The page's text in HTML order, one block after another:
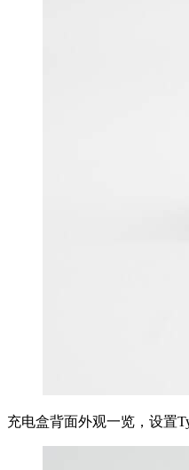
充电盒背面外观一览，设置